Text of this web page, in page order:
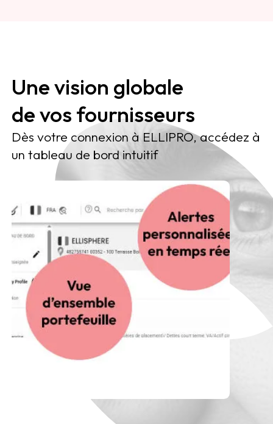
Une vision globale
de vos fournisseurs
Dès votre connexion à ELLIPRO, accédez à
un tableau de bord intuitif